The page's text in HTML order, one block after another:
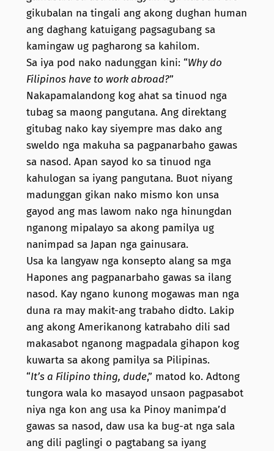
gikubalan na tingali ang akong dughan human
ang daghang katuigang pagsagubang sa
kamingaw ug pagharong sa kahilom.
Sa iya pod nako nadunggan kini: “Why do
Filipinos have to work abroad?”
Nakapamalandong kog ahat sa tinuod nga
tubag sa maong pangutana. Ang direktang
gitubag nako kay siyempre mas dako ang
sweldo nga makuha sa pagpanarbaho gawas
sa nasod. Apan sayod ko sa tinuod nga
kahulogan sa iyang pangutana. Buot niyang
madunggan gikan nako mismo kon unsa
gayod ang mas lawom nako nga hinungdan
nganong mipalayo sa akong pamilya ug
nanimpad sa Japan nga gainusara.
Usa ka langyaw nga konsepto alang sa mga
Hapones ang pagpanarbaho gawas sa ilang
nasod. Kay ngano kunong mogawas man nga
duna ra may makit-ang trabaho didto. Lakip
ang akong Amerikanong katrabaho dili sad
makasabot nganong magpadala gihapon kog
kuwarta sa akong pamilya sa Pilipinas.
“It’s a Filipino thing, dude,” matod ko. Adtong
tungora wala ko masayod unsaon pagpasabot
niya nga kon ang usa ka Pinoy manimpa’d
gawas sa nasod, daw usa ka bug-at nga sala
ang dili paglingi o pagtabang sa iyang